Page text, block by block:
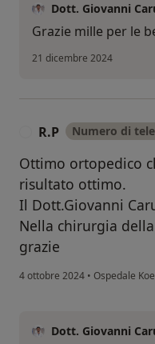
Dott. Giovanni
Grazie mille per le
21 dicembre 2024
R.P Numero di
Ottimo ortopedico
risultato ottimo.
Il Dott.Giovanni
Nella chirurgia
grazie
4 ottobre 2024 • Ospedale
Dott. Giovanni